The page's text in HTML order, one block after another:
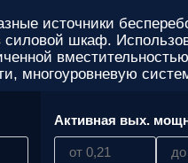
источники
шкаф.
многоуровневую
Активная вых.
Список
ИБПс
ценами,
важные для
вас
параметры!